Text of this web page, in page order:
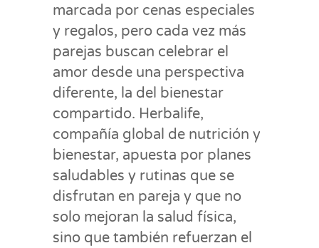
marcada por cenas especiales
y regalos, pero cada vez más
parejas buscan celebrar el
amor desde una perspectiva
diferente, la del bienestar
compartido. Herbalife,
compañía global de nutrición y
bienestar, apuesta por planes
saludables y rutinas que se
disfrutan en pareja y que no
solo mejoran la salud física,
sino que también refuerzan el